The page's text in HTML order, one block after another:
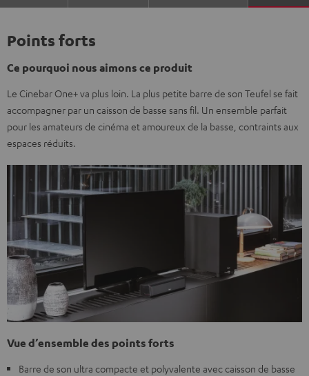
Points forts
Ce pourquoi nous aimons ce produit
Le Cinebar One+ va plus loin. La plus petite barre de son Teufel se fait
accompagner par un caisson de basse sans fil. Un ensemble parfait
pour les amateurs de cinéma et amoureux de la basse, contraints aux
espaces réduits.
Vue d’ensemble des points forts
Barre de son ultra compacte et polyvalente avec caisson de basse